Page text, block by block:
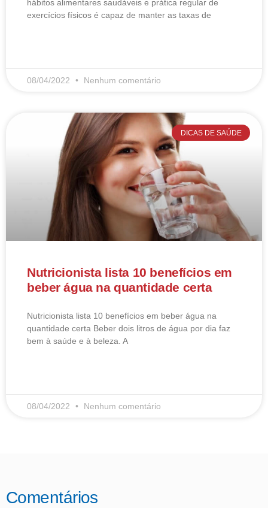
hábitos alimentares saudáveis e prática regular de
exercícios físicos é capaz de manter as taxas de
08/04/2022 Nenhum comentário
DICAS DE SAÚDE
Nutricionista lista 10 benefícios em
beber água na quantidade certa
Nutricionista lista 10 benefícios em beber água na
quantidade certa Beber dois litros de água por dia faz
bem à saúde e à beleza. A
08/04/2022 Nenhum comentário
Comentários